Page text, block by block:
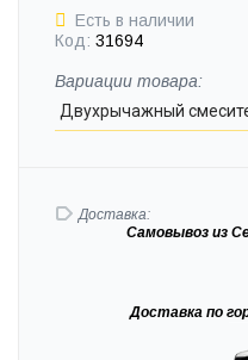
Есть в наличии
Код: 31694
Вариации товара:
Доставка:
Самовывоз из
Доставка по